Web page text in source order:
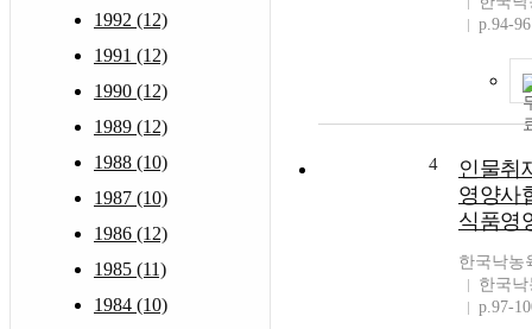
1992 (12)
1991 (12)
1990 (12)
1989 (12)
1988 (10)
1987 (10)
1986 (12)
1985 (11)
1984 (10)
p.94-96
4
인물취
영양사
식품영
한국낙농
한국
p.97-